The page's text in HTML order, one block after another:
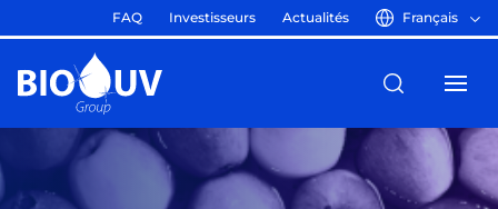
FAQ Investisseurs Actualités Français